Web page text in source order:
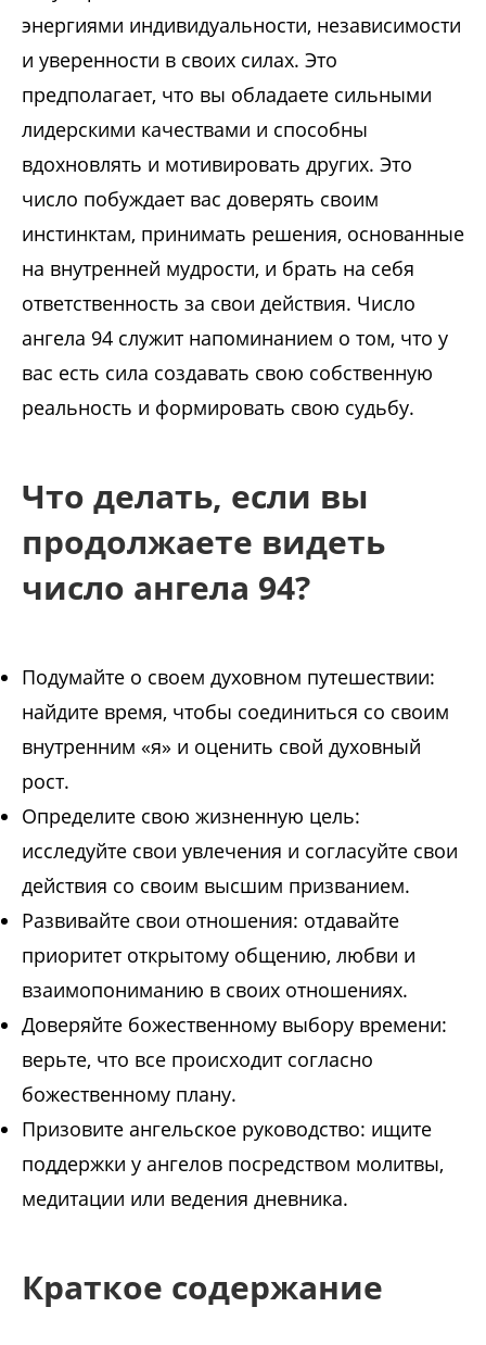
энергиями индивидуальности, независимости
и уверенности в своих силах. Это
предполагает, что вы обладаете сильными
лидерскими качествами и способны
вдохновлять и мотивировать других. Это
число побуждает вас доверять своим
инстинктам, принимать решения, основанные
на внутренней мудрости, и брать на себя
ответственность за свои действия. Число
ангела 94 служит напоминанием о том, что у
вас есть сила создавать свою собственную
реальность и формировать свою судьбу.
Что делать, если вы
продолжаете видеть
число ангела 94?
Подумайте о своем духовном путешествии:
найдите время, чтобы соединиться со своим
внутренним «я» и оценить свой духовный
рост.
Определите свою жизненную цель:
исследуйте свои увлечения и согласуйте свои
действия со своим высшим призванием.
Развивайте свои отношения: отдавайте
приоритет открытому общению, любви и
взаимопониманию в своих отношениях.
Доверяйте божественному выбору времени:
верьте, что все происходит согласно
божественному плану.
Призовите ангельское руководство: ищите
поддержки у ангелов посредством молитвы,
медитации или ведения дневника.
Краткое содержание